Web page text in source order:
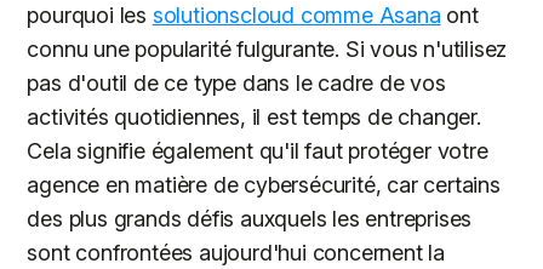
pourquoi les solutionscloud comme Asana ont
connu une popularité fulgurante. Si vous n'utilisez
pas d'outil de ce type dans le cadre de vos
activités quotidiennes, il est temps de changer.
Cela signifie également qu'il faut protéger votre
agence en matière de cybersécurité, car certains
des plus grands défis auxquels les entreprises
sont confrontées aujourd'hui concernent la